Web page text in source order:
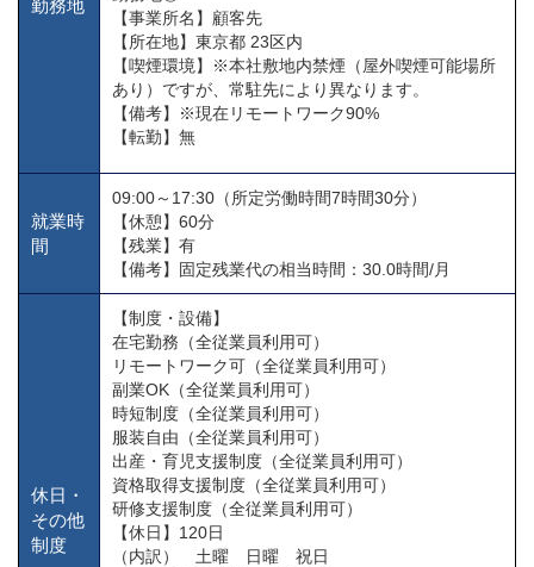
勤務地
【事業所名】顧客先
【所在地】東京都 23区内
【喫煙環境】※本社敷地内禁煙（屋外喫煙可能場所
あり）ですが、常駐先により異なります。
【備考】※現在リモートワーク90%
【転勤】無
就業時
間
09:00～17:30（所定労働時間7時間30分）
【休憩】60分
【残業】有
【備考】固定残業代の相当時間：30.0時間/月
休日・
その他
制度
【制度・設備】
在宅勤務（全従業員利用可）
リモートワーク可（全従業員利用可）
副業OK（全従業員利用可）
時短制度（全従業員利用可）
服装自由（全従業員利用可）
出産・育児支援制度（全従業員利用可）
資格取得支援制度（全従業員利用可）
研修支援制度（全従業員利用可）
【休日】120日
（内訳） 土曜 日曜 祝日